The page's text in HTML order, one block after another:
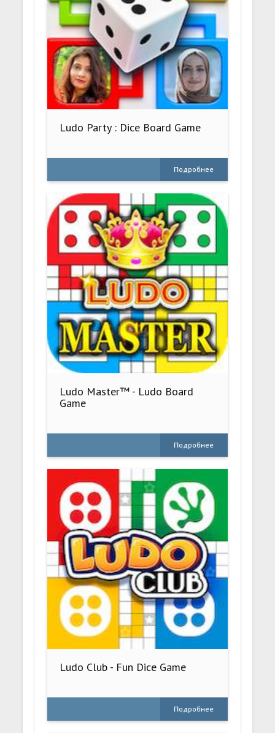
Ludo Party : Dice Board Game
Подробнее
Ludo Master™ - Ludo Board
Game
Подробнее
Ludo Club - Fun Dice Game
Подробнее